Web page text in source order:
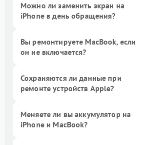
Можно ли заменить экран на
iPhone в день обращения?
Вы ремонтируете MacBook, если
он не включается?
Сохраняются ли данные при
ремонте устройств Apple?
Меняете ли вы аккумулятор на
iPhone и MacBook?